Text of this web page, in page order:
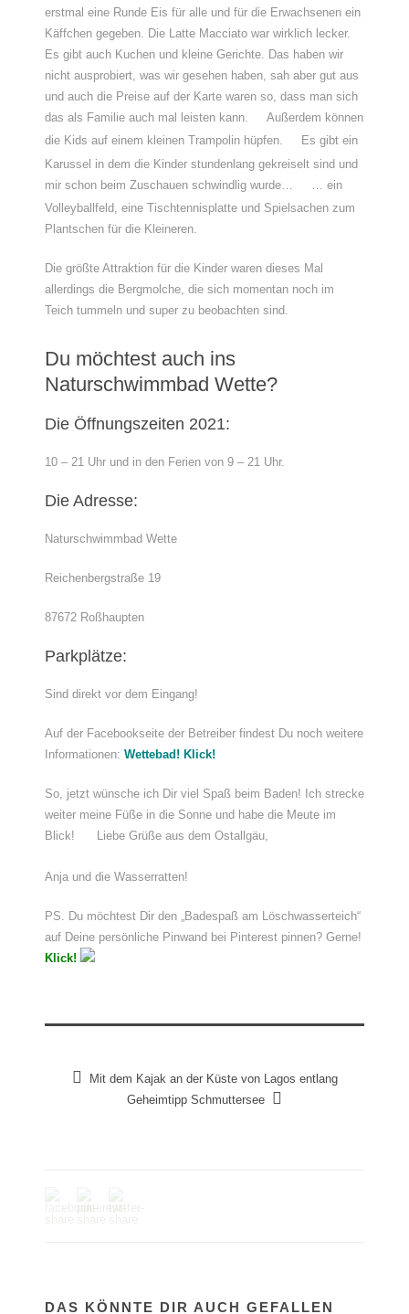
erstmal eine Runde Eis für alle und für die Erwachsenen ein
Käffchen gegeben. Die Latte Macciato war wirklich lecker.
Es gibt auch Kuchen und kleine Gerichte. Das haben wir
nicht ausprobiert, was wir gesehen haben, sah aber gut aus
und auch die Preise auf der Karte waren so, dass man sich
das als Familie auch mal leisten kann.
Außerdem können
die Kids auf einem kleinen Trampolin hüpfen.
Es gibt ein
Karussel in dem die Kinder stundenlang gekreiselt sind und
mir schon beim Zuschauen schwindlig wurde…
… ein
Volleyballfeld, eine Tischtennisplatte und Spielsachen zum
Plantschen für die Kleineren.
Die größte Attraktion für die Kinder waren dieses Mal
allerdings die Bergmolche, die sich momentan noch im
Teich tummeln und super zu beobachten sind.
Du möchtest auch ins
Naturschwimmbad Wette?
Die Öffnungszeiten 2021:
10 – 21 Uhr und in den Ferien von 9 – 21 Uhr.
Die Adresse:
Naturschwimmbad Wette
Reichenbergstraße 19
87672 Roßhaupten
Parkplätze:
Sind direkt vor dem Eingang!
Auf der Facebookseite der Betreiber findest Du noch weitere
Informationen: Wettebad! Klick!
So, jetzt wünsche ich Dir viel Spaß beim Baden! Ich strecke
weiter meine Füße in die Sonne und habe die Meute im
Blick!
Liebe Grüße aus dem Ostallgäu,
Anja und die Wasserratten!
PS. Du möchtest Dir den „Badespaß am Löschwasserteich“
auf Deine persönliche Pinwand bei Pinterest pinnen? Gerne!
Klick!
Mit dem Kajak an der Küste von Lagos entlang
Geheimtipp Schmuttersee
DAS KÖNNTE DIR AUCH GEFALLEN